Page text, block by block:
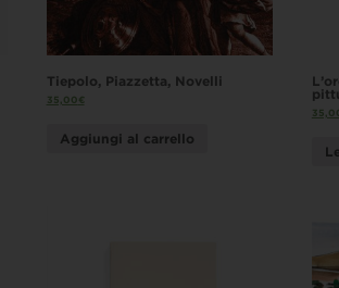
Tiepolo, Piazzetta, Novelli
35,00€
Aggiungi al carrello